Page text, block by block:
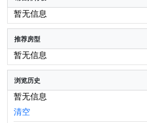
暂无信息
推荐房型
暂无信息
浏览历史
暂无信息
清空